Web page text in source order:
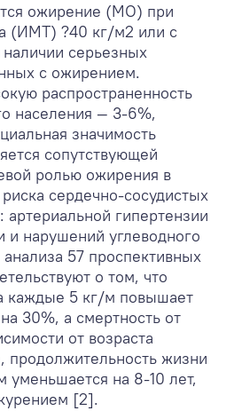
ожирение (МО) при
(ИМТ) ?40 кг/м2 или с
серьезных
с ожирением.
распространенность
населения — 3-6%,
значимость
сопутствующей
ролью ожирения в
сердечно-сосудистых
гипертензии
нарушений углеводного
57 проспективных
о том, что
каждые 5 кг/м повышает
30%, а смертность от
от возраста
продолжительность жизни
на 8-10 лет,
[2].